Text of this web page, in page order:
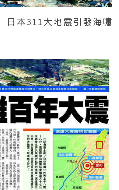
日本311大地震引發海嘯